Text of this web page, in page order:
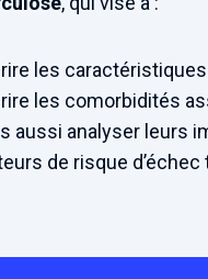
les
les comorbidités
aussi analyser leurs
de risque d’échec